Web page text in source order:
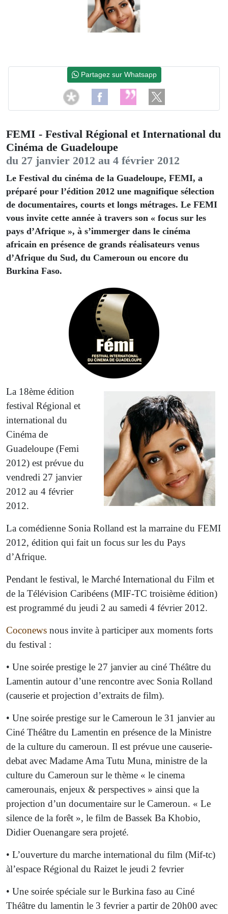
FEMI - Festival Régional et International du
Cinéma de Guadeloupe
du 27 janvier 2012 au 4 février 2012
Le Festival du cinéma de la Guadeloupe, FEMI, a
préparé pour l’édition 2012 une magnifique sélection
de documentaires, courts et longs métrages. Le FEMI
vous invite cette année à travers son « focus sur les
pays d’Afrique », à s’immerger dans le cinéma
africain en présence de grands réalisateurs venus
d’Afrique du Sud, du Cameroun ou encore du
Burkina Faso.
La 18ème édition
festival Régional et
international du
Cinéma de
Guadeloupe (Femi
2012) est prévue du
vendredi 27 janvier
2012 au 4 février
2012.
La comédienne Sonia Rolland est la marraine du FEMI
2012, édition qui fait un focus sur les du Pays
d’Afrique.
Pendant le festival, le Marché International du Film et
de la Télévision Caribéens (MIF-TC troisième édition)
est programmé du jeudi 2 au samedi 4 février 2012.
Coconews nous invite à participer aux moments forts
du festival :
• Une soirée prestige le 27 janvier au ciné Théâtre du
Lamentin autour d’une rencontre avec Sonia Rolland
(causerie et projection d’extraits de film).
• Une soirée prestige sur le Cameroun le 31 janvier au
Ciné Théâtre du Lamentin en présence de la Ministre
de la culture du cameroun. Il est prévue une causerie-
debat avec Madame Ama Tutu Muna, ministre de la
culture du Cameroun sur le thème « le cinema
camerounais, enjeux & perspectives » ainsi que la
projection d’un documentaire sur le Cameroun. « Le
silence de la forêt », le film de Bassek Ba Khobio,
Didier Ouenangare sera projeté.
• L’ouverture du marche international du film (Mif-tc)
àl’espace Régional du Raizet le jeudi 2 fevrier
• Une soirée spéciale sur le Burkina faso au Ciné
Théâtre du lamentin le 3 fevrier a partir de 20h00 avec
Partagez sur Whatsapp